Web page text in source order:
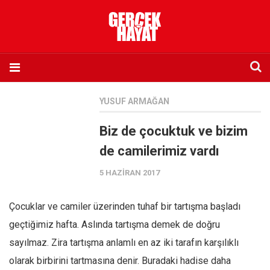
Abone olmak istiyorum
Sosyal Medya
Twitter
YUSUF ARMAĞAN
Biz de çocuktuk ve bizim
de camilerimiz vardı
5 HAZIRAN 2017
Çocuklar ve camiler üzerinden tuhaf bir tartışma başladı
geçtiğimiz hafta. Aslında tartışma demek de doğru
sayılmaz. Zira tartışma anlamlı en az iki tarafın karşılıklı
olarak birbirini tartmasına denir. Buradaki hadise daha